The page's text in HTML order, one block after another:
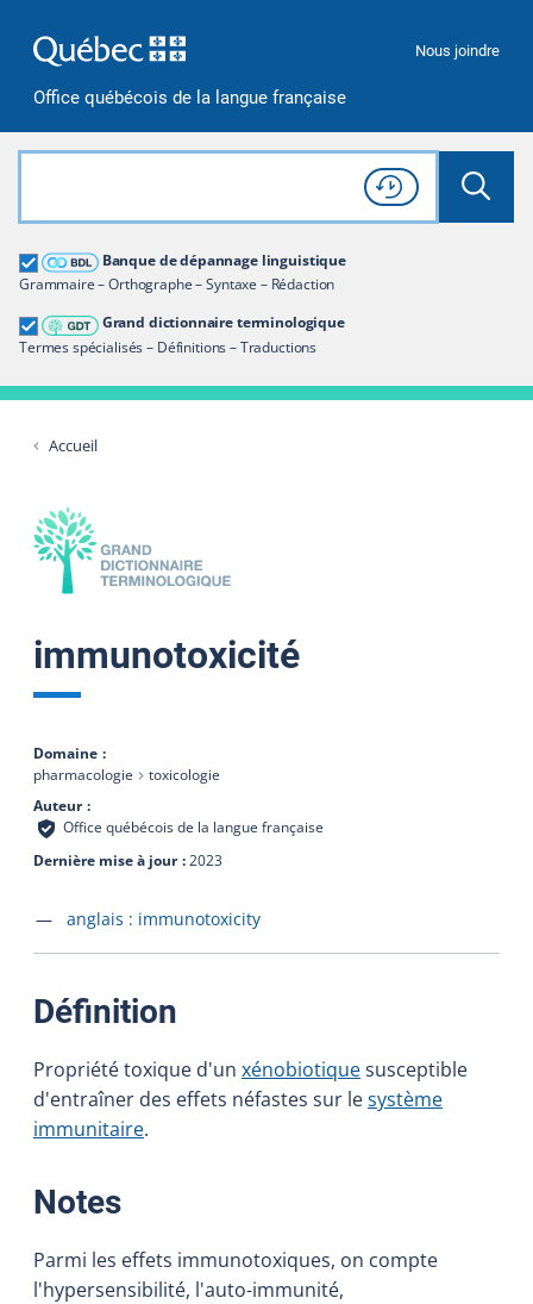
Office québécois de la langue française
Nous joindre
Rechercher dans tout le site
Lancer
Consulter l'
Historique
de recherche
Banque de dépannage linguistique
Grammaire – Orthographe – Syntaxe – Rédaction
Grand dictionnaire terminologique
Termes spécialisés – Définitions – Traductions
Grand dictionnaire terminologique
Restreindre aux termes
Accueil
immunotoxicité
Domaine
pharmacologie
toxicologie
Auteur
Office québécois de la langue française
Dernière mise à jour 2023
Accéder à la fiche en
anglais : immunotoxicity
Définition
Propriété toxique d'un xénobiotiquesusceptible
d'entraîner des effets néfastes sur lesystème
immunitaire.
Notes:
Parmi les effets immunotoxiques, on compte
l'hypersensibilité, l'auto-immunité,